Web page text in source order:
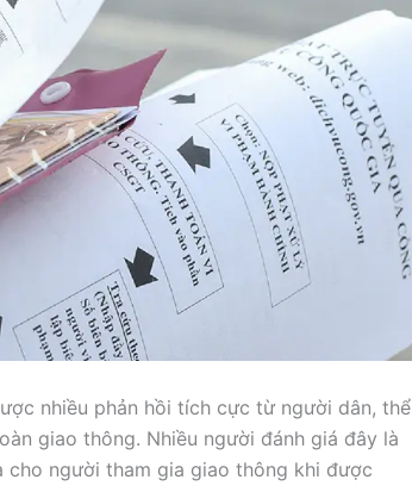
nhiều phản hồi tích cực từ người dân, thể
giao thông. Nhiều người đánh giá đây là
người tham gia giao thông khi được